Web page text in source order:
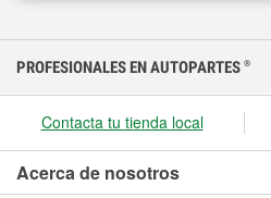
PROFESIONALES EN AUTOPARTES ®
Contacta tu tienda local
Acerca de nosotros